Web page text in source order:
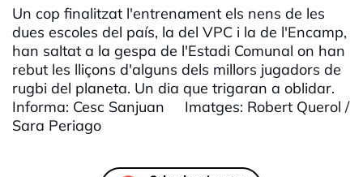
Un cop finalitzat l'entrenament els nens de les
dues escoles del país, la del VPC i la de l'Encamp,
han saltat a la gespa de l'Estadi Comunal on han
rebut les lliçons d'alguns dels millors jugadors de
rugbi del planeta. Un dia que trigaran a oblidar.
Informa: Cesc Sanjuan Imatges: Robert Querol /
Sara Periago